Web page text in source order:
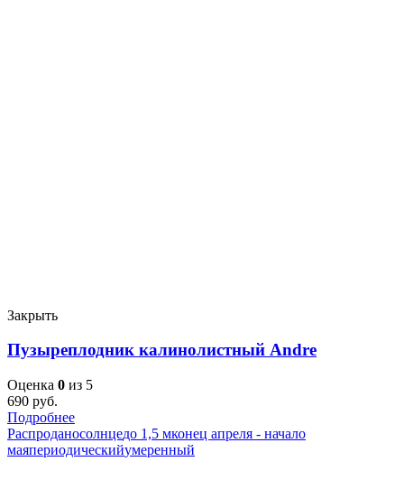
Закрыть
Пузыреплодник калинолистный Andre
Оценка 0 из 5
690 руб.
Подробнее
Распроданосолнцедо 1,5 мконец апреля - начало
маяпериодическийумеренный